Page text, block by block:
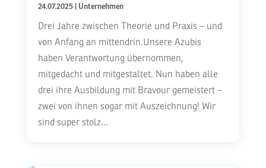
24.07.2025| Unternehmen
Drei Jahre zwischen Theorie und Praxis – und
von Anfang an mittendrin.Unsere Azubis
haben Verantwortung übernommen,
mitgedacht und mitgestaltet. Nun haben alle
drei ihre Ausbildung mit Bravour gemeistert –
zwei von ihnen sogar mit Auszeichnung! Wir
sind super stolz...